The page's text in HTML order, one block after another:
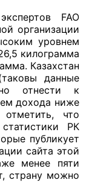
FAO
организации
уровнем
килограмма
Казахстан
данные
отнести к
дохода ниже
что
РК
публикует
сайта этой
менее пяти
страну можно